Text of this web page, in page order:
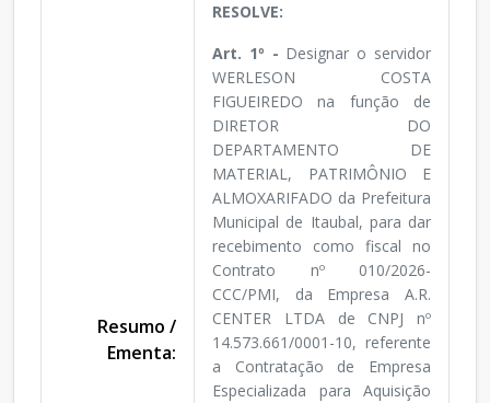
Resumo /
Ementa:
RESOLVE:
Art. 1º - Designar o servidor
WERLESON COSTA
FIGUEIREDO na função de
DIRETOR DO
DEPARTAMENTO DE
MATERIAL, PATRIMÔNIO E
ALMOXARIFADO da Prefeitura
Municipal de Itaubal, para dar
recebimento como fiscal no
Contrato nº 010/2026-
CCC/PMI, da Empresa A.R.
CENTER LTDA de CNPJ nº
14.573.661/0001-10, referente
a Contratação de Empresa
Especializada para Aquisição